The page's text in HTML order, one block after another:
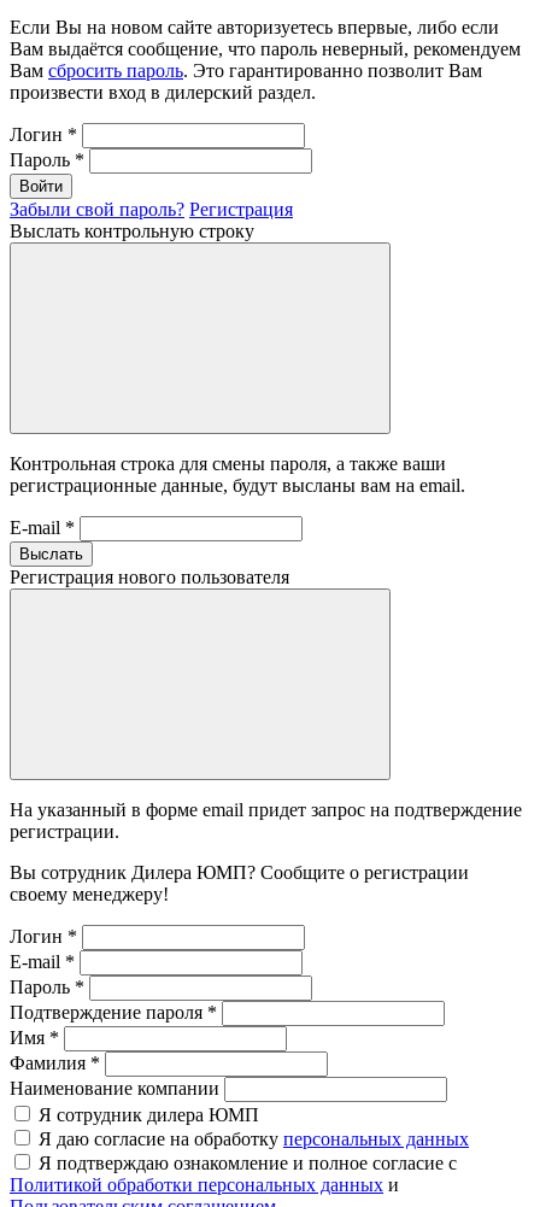
Если Вы на новом сайте авторизуетесь впервые, либо если
Вам выдаётся сообщение, что пароль неверный, рекомендуем
Вам сбросить пароль. Это гарантированно позволит Вам
произвести вход в дилерский раздел.
Логин *
Пароль *
Войти
Забыли свой пароль? Регистрация
Выслать контрольную строку
Контрольная строка для смены пароля, а также ваши
регистрационные данные, будут высланы вам на email.
E-mail *
Выслать
Регистрация нового пользователя
На указанный в форме email придет запрос на подтверждение
регистрации.
Вы сотрудник Дилера ЮМП? Сообщите о регистрации
своему менеджеру!
Логин *
E-mail *
Пароль *
Подтверждение пароля *
Имя *
Фамилия *
Наименование компании
Я сотрудник дилера ЮМП
Я даю согласие на обработку персональных данных
Я подтверждаю ознакомление и полное согласие с
Политикой обработки персональных данных и